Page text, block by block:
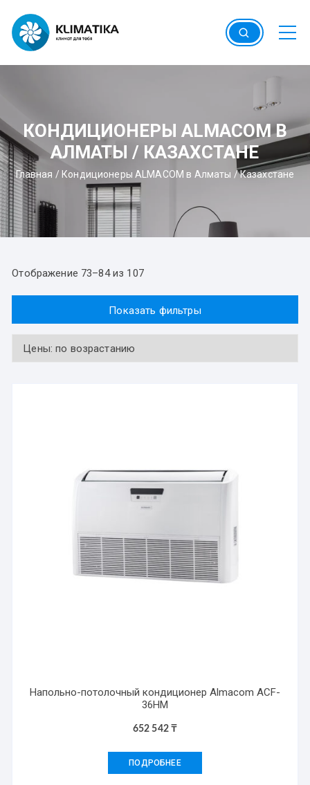
содержимому
КОНДИЦИОНЕРЫ ALMACOM В
АЛМАТЫ / КАЗАХСТАНЕ
Главная / Кондиционеры ALMACOM в Алматы / Казахстане
Отображение 73–84 из 107
Показать фильтры
Напольно-потолочный кондиционер Almacom ACF-
36HM
652 542₸
ПОДРОБНЕЕ